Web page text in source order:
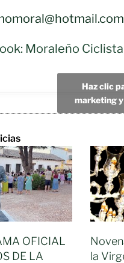
Moraleño Ciclista
Haz clic
marketing
OFICIAL
DE LA
la